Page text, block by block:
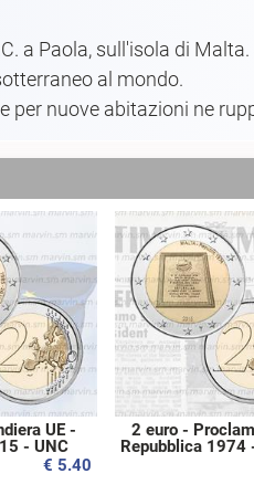
a Paola, sull'isola di
al mondo.
per nuove abitazioni ne
UE -
- UNC
€ 5.40
2 euro -
Repubblica 1974